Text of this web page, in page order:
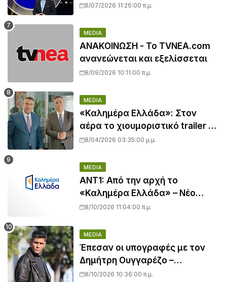
του ΣΚΑΪ
8/07/2026 11:26:00 π.μ.
MEDIA
ΑΝΑΚΟΙΝΩΣΗ - Το TVNEA.com
ανανεώνεται και εξελίσσεται
8/09/2026 10:11:00 π.μ.
MEDIA
«Καλημέρα Ελλάδα»: Στον
αέρα το χιουμοριστικό trailer με
Άκη Παυλόπουλο και Βασίλη
8/04/2026 03:35:00 μ.μ.
MEDIA
ΑΝΤ1: Από την αρχή το
«Καλημέρα Ελλάδα» – Νέο
πλατό, γραφικά και φιλοσοφία
8/10/2026 11:04:00 π.μ.
MEDIA
Έπεσαν οι υπογραφές με τον
Δημήτρη Ουγγαρέζο –
Επιστρέφει δίπλα στον Γιώργο
8/10/2026 10:36:00 π.μ.